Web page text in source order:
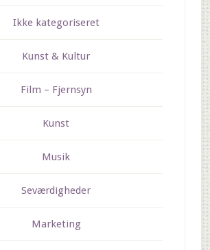
Ikke kategoriseret
Kunst & Kultur
Film – Fjernsyn
Kunst
Musik
Seværdigheder
Marketing